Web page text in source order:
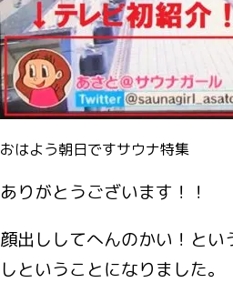
おはよう朝日ですサウナ特集
ありがとうございます！！
顔出ししてへんのかい！とい
しということになりました。